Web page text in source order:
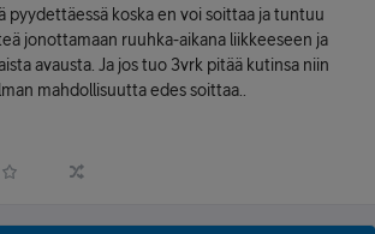
pyydettäessä koska en voi soittaa ja tuntuu
jonottamaan ruuhka-aikana liikkeeseen ja
avausta. Ja jos tuo 3vrk pitää kutinsa niin
mahdollisuutta edes soittaa..